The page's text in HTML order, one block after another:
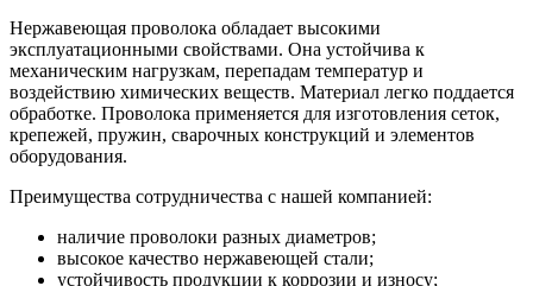
Нержавеющая проволока обладает высокими
эксплуатационными свойствами. Она устойчива к
механическим нагрузкам, перепадам температур и
воздействию химических веществ. Материал легко поддается
обработке. Проволока применяется для изготовления сеток,
крепежей, пружин, сварочных конструкций и элементов
оборудования.
Преимущества сотрудничества с нашей компанией:
наличие проволоки разных диаметров;
высокое качество нержавеющей стали;
устойчивость продукции к коррозии и износу;